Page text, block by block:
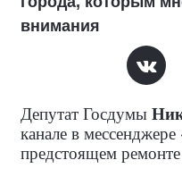
внимания
Депутат Госдумы
канале в
предстоящем